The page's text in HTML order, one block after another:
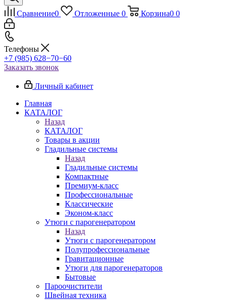
Сравнение0 Отложенные 0 Корзина0 0
Телефоны
+7 (985) 628−70−60
Заказать звонок
Личный кабинет
Главная
КАТАЛОГ
Назад
КАТАЛОГ
Товары в акции
Гладильные системы
Назад
Гладильные системы
Компактные
Премиум-класс
Профессиональные
Классические
Эконом-класс
Утюги с парогенератором
Назад
Утюги с парогенератором
Полупрофессиональные
Гравитационные
Утюги для парогенераторов
Бытовые
Пароочистители
Швейная техника